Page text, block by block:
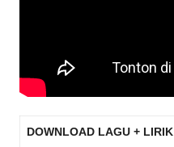
DOWNLOAD LAGU + LIRIK